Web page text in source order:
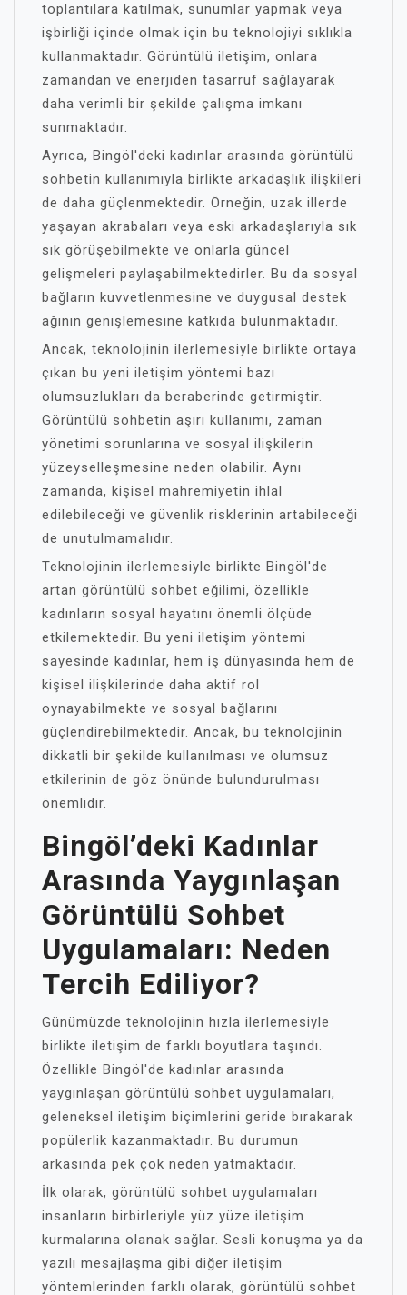
toplantılara katılmak, sunumlar yapmak veya
işbirliği içinde olmak için bu teknolojiyi sıklıkla
kullanmaktadır. Görüntülü iletişim, onlara
zamandan ve enerjiden tasarruf sağlayarak
daha verimli bir şekilde çalışma imkanı
sunmaktadır.
Ayrıca, Bingöl'deki kadınlar arasında görüntülü
sohbetin kullanımıyla birlikte arkadaşlık ilişkileri
de daha güçlenmektedir. Örneğin, uzak illerde
yaşayan akrabaları veya eski arkadaşlarıyla sık
sık görüşebilmekte ve onlarla güncel
gelişmeleri paylaşabilmektedirler. Bu da sosyal
bağların kuvvetlenmesine ve duygusal destek
ağının genişlemesine katkıda bulunmaktadır.
Ancak, teknolojinin ilerlemesiyle birlikte ortaya
çıkan bu yeni iletişim yöntemi bazı
olumsuzlukları da beraberinde getirmiştir.
Görüntülü sohbetin aşırı kullanımı, zaman
yönetimi sorunlarına ve sosyal ilişkilerin
yüzeyselleşmesine neden olabilir. Aynı
zamanda, kişisel mahremiyetin ihlal
edilebileceği ve güvenlik risklerinin artabileceği
de unutulmamalıdır.
Teknolojinin ilerlemesiyle birlikte Bingöl'de
artan görüntülü sohbet eğilimi, özellikle
kadınların sosyal hayatını önemli ölçüde
etkilemektedir. Bu yeni iletişim yöntemi
sayesinde kadınlar, hem iş dünyasında hem de
kişisel ilişkilerinde daha aktif rol
oynayabilmekte ve sosyal bağlarını
güçlendirebilmektedir. Ancak, bu teknolojinin
dikkatli bir şekilde kullanılması ve olumsuz
etkilerinin de göz önünde bulundurulması
önemlidir.
Bingöl’deki Kadınlar
Arasında Yaygınlaşan
Görüntülü Sohbet
Uygulamaları: Neden
Tercih Ediliyor?
Günümüzde teknolojinin hızla ilerlemesiyle
birlikte iletişim de farklı boyutlara taşındı.
Özellikle Bingöl'de kadınlar arasında
yaygınlaşan görüntülü sohbet uygulamaları,
geleneksel iletişim biçimlerini geride bırakarak
popülerlik kazanmaktadır. Bu durumun
arkasında pek çok neden yatmaktadır.
İlk olarak, görüntülü sohbet uygulamaları
insanların birbirleriyle yüz yüze iletişim
kurmalarına olanak sağlar. Sesli konuşma ya da
yazılı mesajlaşma gibi diğer iletişim
yöntemlerinden farklı olarak, görüntülü sohbet